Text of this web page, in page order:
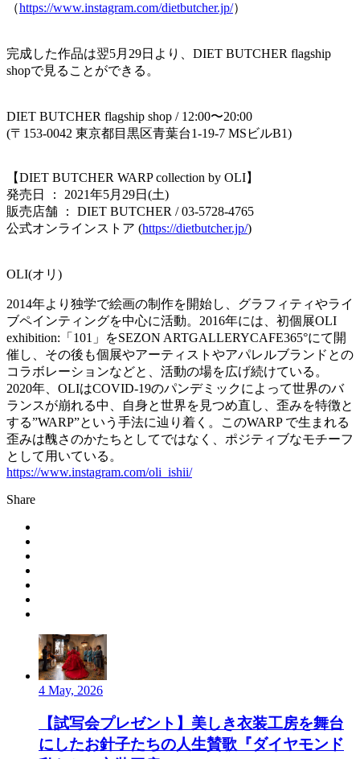
（https://www.instagram.com/dietbutcher.jp/）
完成した作品は翌5月29日より、DIET BUTCHER flagship
shopで見ることができる。
DIET BUTCHER flagship shop / 12:00〜20:00
(〒153-0042 東京都目黒区青葉台1-19-7 MSビルB1)
【DIET BUTCHER WARP collection by OLI】
発売日 ： 2021年5月29日(土)
販売店舗 ： DIET BUTCHER / 03-5728-4765
公式オンラインストア (https://dietbutcher.jp/)
OLI(オリ)
2014年より独学で絵画の制作を開始し、グラフィティやライ
ブペインティングを中心に活動。2016年には、初個展OLI
exhibition:「101」をSEZON ARTGALLERYCAFE365°にて開
催し、その後も個展やアーティストやアパレルブランドとの
コラボレーションなどと、活動の場を広げ続けている。
2020年、OLIはCOVID-19のパンデミックによって世界のバ
ランスが崩れる中、自身と世界を見つめ直し、歪みを特徴と
する”WARP”という手法に辿り着く。このWARP で生まれる
歪みは醜さのかたちとしてではなく、ポジティブなモチーフ
として用いている。
https://www.instagram.com/oli_ishii/
Share
4 May, 2026
【試写会プレゼント】美しき衣装工房を舞台
にしたお針子たちの人生賛歌『ダイヤモンド